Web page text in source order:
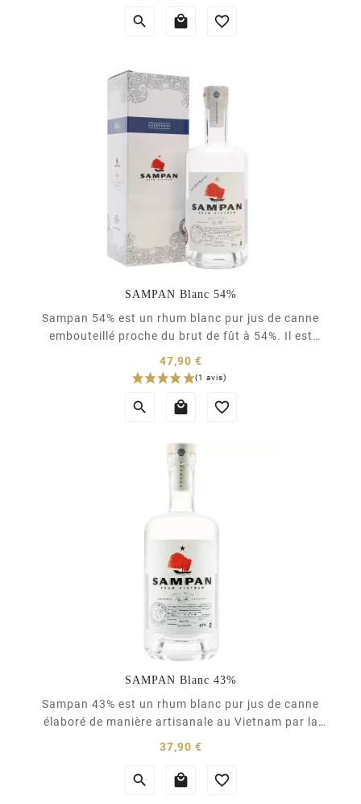
embouteillé. Un rhum aux notes d'abricots confits,
  
SAMPAN Blanc 54%
Sampan 54% est un rhum blanc pur jus de canne
embouteillé proche du brut de fût à 54%. Il est
élaboré de manière artisanale au Vietnam par la
distillerie d'Indochine. Un rhum 100% naturel, sans
47,90 €
Prix
  
SAMPAN Blanc 43%
Sampan 43% est un rhum blanc pur jus de canne
élaboré de manière artisanale au Vietnam par la
distillerie d'Indochine. Ce rhum blanc est élaboré à
canne provient des hauteurs de la province de Quang
37,90 €Prix
  